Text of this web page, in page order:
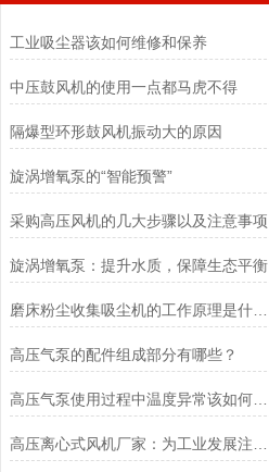
工业吸尘器该如何维修和保养
中压鼓风机的使用一点都马虎不得
隔爆型环形鼓风机振动大的原因
旋涡增氧泵的“智能预警”
采购高压风机的几大步骤以及注意事项
旋涡增氧泵：提升水质，保障生态平衡
磨床粉尘收集吸尘机的工作原理是什么？
高压气泵的配件组成部分有哪些？
高压气泵使用过程中温度异常该如何应对